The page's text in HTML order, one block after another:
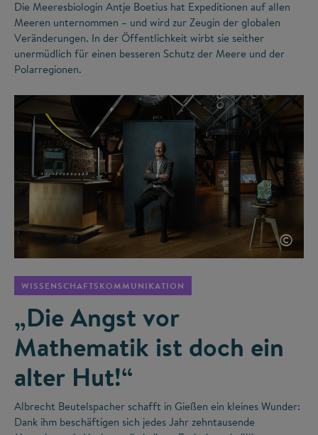
Die Meeresbiologin Antje Boetius hat Expeditionen auf allen
Meeren unternommen – und wird zur Zeugin der globalen
Veränderungen. In der Öffentlichkeit wirbt sie seither
unermüdlich für einen besseren Schutz der Meere und der
Polarregionen.
©
WISSENSCHAFTSKOMMUNIKATION
„Die Angst vor
Mathematik ist doch ein
alter Hut!“
Albrecht Beutelspacher schafft in Gießen ein kleines Wunder:
Dank ihm beschäftigen sich jedes Jahr zehntausende